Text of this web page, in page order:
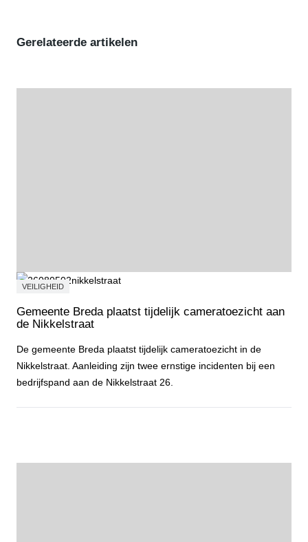
Gerelateerde artikelen
VEILIGHEID
Gemeente Breda plaatst tijdelijk cameratoezicht aan
de Nikkelstraat
De gemeente Breda plaatst tijdelijk cameratoezicht in de
Nikkelstraat. Aanleiding zijn twee ernstige incidenten bij een
bedrijfspand aan de Nikkelstraat 26.